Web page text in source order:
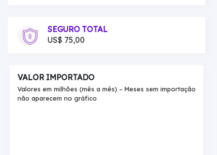
SEGURO TOTAL
US$ 75,00
VALOR IMPORTADO
Valores em milhões (mês a mês) – Meses sem importação
não aparecem no gráfico